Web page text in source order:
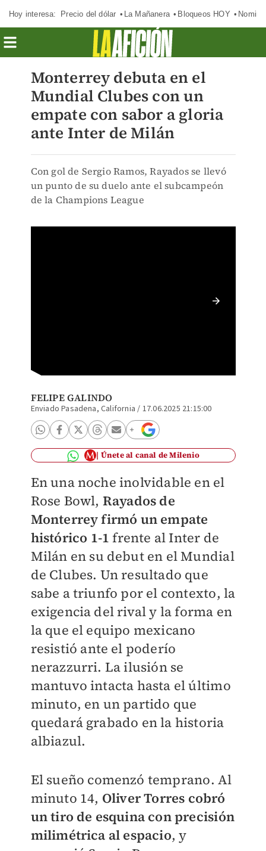
Hoy interesa: Precio del dólar La Mañanera Bloqueos HOY
Monterrey debuta en el
Mundial Clubes con un
empate con sabor a gloria
ante Inter de Milán
Con gol de Sergio Ramos, Rayados se llevó
un punto de su duelo ante el subcampeón
de la Champions League
FELIPE GALINDO
Enviado Pasadena, California / 17.06.2025 21:15:00
Únete al canal de Milenio
En una noche inolvidable en el
Rose Bowl, Rayados de
Monterrey firmó un empate
histórico 1-1frente al Inter de
Milán en su debut en el Mundial
de Clubes. Un resultado que
sabe a triunfo por el contexto, la
exigencia del rival y la forma en
la que el equipo mexicano
resistió ante el poderío
nerazzurri. La ilusión se
mantuvo intacta hasta el último
minuto, en un partido que
quedará grabado en la historia
albiazul.
El sueño comenzó temprano. Al
minuto 14, Oliver Torres cobró
un tiro de esquina con precisión
milimétrica al espacio, y